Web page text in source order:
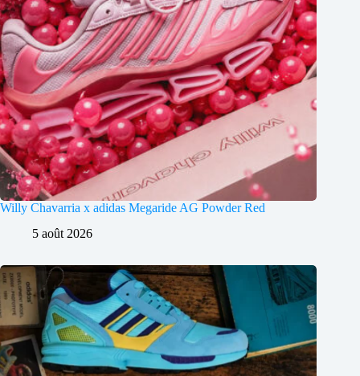
Willy Chavarria x adidas Megaride AG Powder Red
5 août 2026